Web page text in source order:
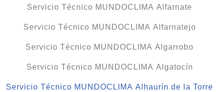
Servicio Técnico MUNDOCLIMA Alfarnate
Servicio Técnico MUNDOCLIMA Alfarnatejo
Servicio Técnico MUNDOCLIMA Algarrobo
Servicio Técnico MUNDOCLIMA Algatocín
Servicio Técnico MUNDOCLIMA Alhaurín de la Torre